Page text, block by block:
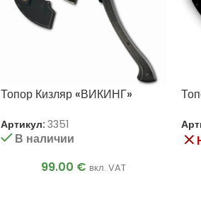
Топор Кизляр «ВИКИНГ»
Артикул: 3351
В наличии
99.00 € вкл. VAT